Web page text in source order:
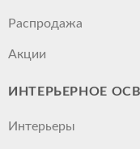
Распродажа
Акции
ИНТЕРЬЕРНОЕ
Интерьеры